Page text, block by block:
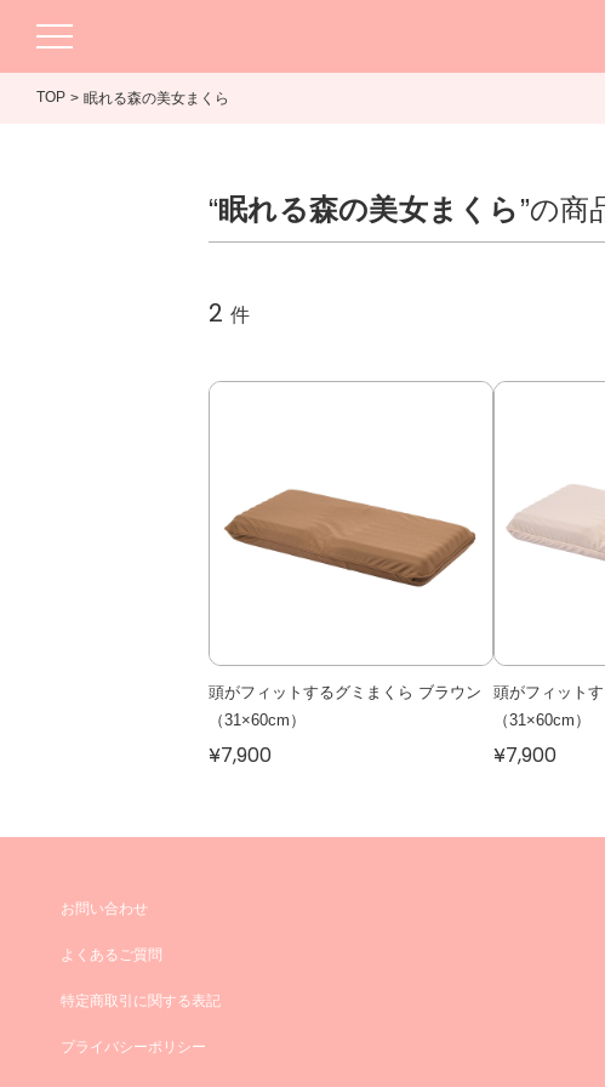
TOP 眠れる森の美女まくら
“眠れる森の美女まくら”の商
2 件
頭がフィットするグミまくら ブラウン
（31×60cm）
¥7,900
頭がフィット
（31×60cm）
¥7,900
お問い合わせ
よくあるご質問
特定商取引に関する表記
プライバシーポリシー